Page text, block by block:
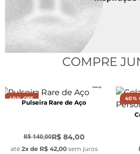
COMPRE
40% OFF
Pulseira Rare de Aço
R$ 140,00R$ 84,00
até 2x de R$ 42,00 sem juros
40%